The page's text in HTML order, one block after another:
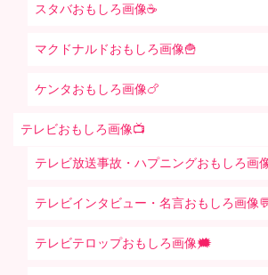
スタバおもしろ画像☕️
マクドナルドおもしろ画像🍟
ケンタおもしろ画像🍗
テレビおもしろ画像📺
テレビ放送事故・ハプニングおもしろ画
テレビインタビュー・名言おもしろ画像
テレビテロップおもしろ画像🗯